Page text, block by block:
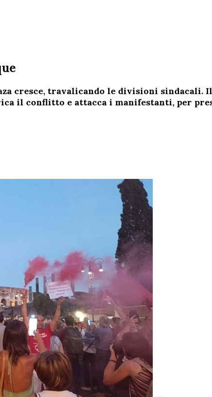
cresce, travalicando le divisioni sindacali.
il conflitto e attacca i manifestanti, per